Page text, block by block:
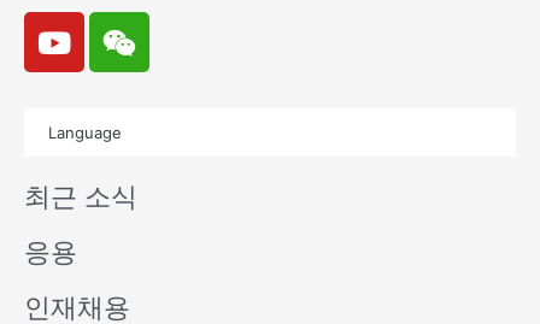
Y
o
u
e
W
e
i
n
Language
최근 소식
응용
인재채용